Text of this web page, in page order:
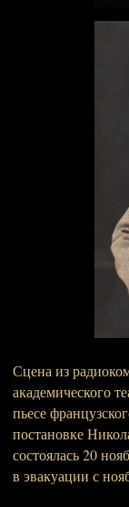
Сцена из
академического
пьесе
постановке
состоялась 20
в эвакуации с